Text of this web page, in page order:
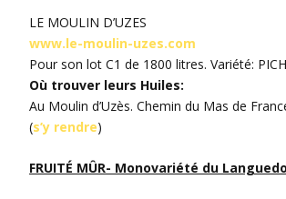
LE MOULIN D’UZES
www.le-moulin-uzes.com
Pour son lot C1 de 1800 litres. Variété:
Où trouver leurs Huiles:
Au Moulin d’Uzès. Chemin du Mas de
(s’y rendre)
FRUITÉ MÛR- Monovariété du